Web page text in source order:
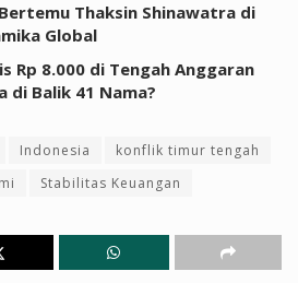
Thaksin Shinawatra di
Global
Rp 8.000 di Tengah Anggaran
di Balik 41 Nama?
Indonesia
konflik timur tengah
Stabilitas Keuangan